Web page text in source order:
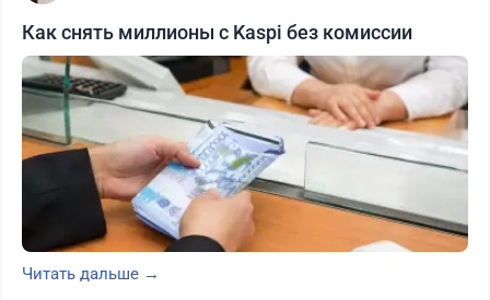
Как снять миллионы с Kaspi без комиссии
Читать дальше →